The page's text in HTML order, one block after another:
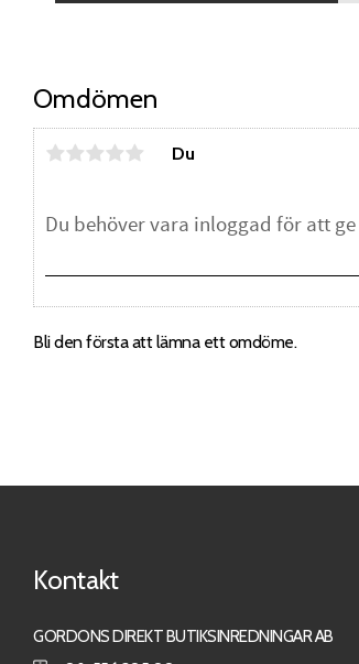
Omdömen
Du
Bli den första att lämna ett omdöme.
Kontakt
GORDONS DIREKT BUTIKSINREDNINGAR AB